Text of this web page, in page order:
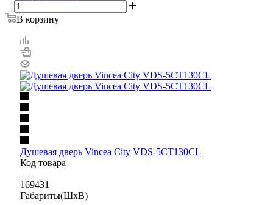
В корзину
Душевая дверь Vincea City VDS-5CT130CL
Код товара
—
169431
Габариты(ШхВ)